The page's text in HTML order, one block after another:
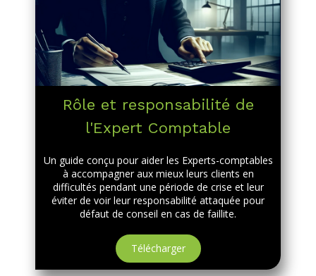
Rôle et responsabilité de
l'Expert Comptable
Un guide conçu pour aider les Experts-comptables
à accompagner aux mieux leurs clients en
difficultés pendant une période de crise et leur
éviter de voir leur responsabilité attaquée pour
défaut de conseil en cas de faillite.
Télécharger